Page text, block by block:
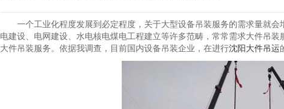
一个工业化程度发展到必定程度，关于大型设备吊装服务的需求量就
电建设、电网建设、水电核电煤电工程建立等许多范畴，常常需求大件吊
大件吊装服务。依据我调查，目前国内设备吊装企业，在进行沈阳大件吊运